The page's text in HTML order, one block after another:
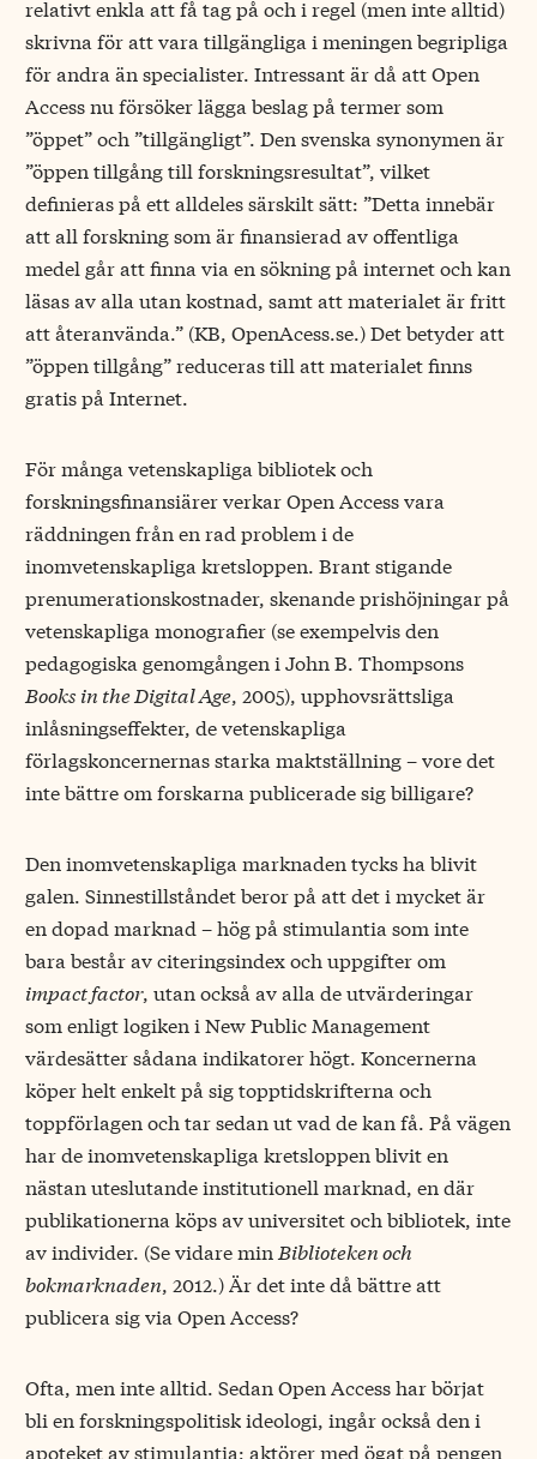
relativt enkla att få tag på och i regel (men inte alltid)
skrivna för att vara tillgängliga i meningen begripliga
för andra än specialister. Intressant är då att Open
Access nu försöker lägga beslag på termer som
”öppet” och ”tillgängligt”. Den svenska synonymen är
”öppen tillgång till forskningsresultat”, vilket
definieras på ett alldeles särskilt sätt: ”Detta innebär
att all forskning som är finansierad av offentliga
medel går att finna via en sökning på internet och kan
läsas av alla utan kostnad, samt att materialet är fritt
att återanvända.” (KB, OpenAcess.se.) Det betyder att
”öppen tillgång” reduceras till att materialet finns
gratis på Internet.
För många vetenskapliga bibliotek och
forskningsfinansiärer verkar Open Access vara
räddningen från en rad problem i de
inomvetenskapliga kretsloppen. Brant stigande
prenumerationskostnader, skenande prishöjningar på
vetenskapliga monografier (se exempelvis den
pedagogiska genomgången i John B. Thompsons
Books in the Digital Age, 2005), upphovsrättsliga
inlåsningseffekter, de vetenskapliga
förlagskoncernernas starka maktställning – vore det
inte bättre om forskarna publicerade sig billigare?
Den inomvetenskapliga marknaden tycks ha blivit
galen. Sinnestillståndet beror på att det i mycket är
en dopad marknad – hög på stimulantia som inte
bara består av citeringsindex och uppgifter om
impact factor, utan också av alla de utvärderingar
som enligt logiken i New Public Management
värdesätter sådana indikatorer högt. Koncernerna
köper helt enkelt på sig topptidskrifterna och
toppförlagen och tar sedan ut vad de kan få. På vägen
har de inomvetenskapliga kretsloppen blivit en
nästan uteslutande institutionell marknad, en där
publikationerna köps av universitet och bibliotek, inte
av individer. (Se vidare min Biblioteken och
bokmarknaden, 2012.) Är det inte då bättre att
publicera sig via Open Access?
Ofta, men inte alltid. Sedan Open Access har börjat
bli en forskningspolitisk ideologi, ingår också den i
apoteket av stimulantia; aktörer med ögat på pengen